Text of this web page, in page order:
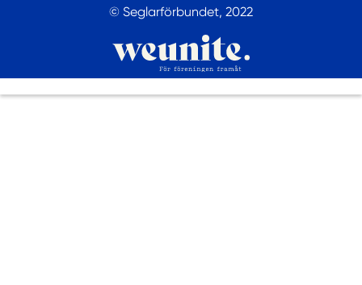
© Seglarförbundet, 2022